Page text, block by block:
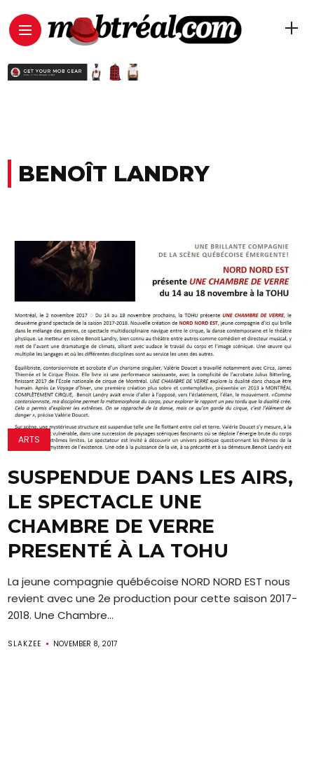
BENOÎT LANDRY
ARTS
SUSPENDUE DANS LES AIRS,
LE SPECTACLE UNE
CHAMBRE DE VERRE
PRESENTÉ À LA TOHU
La jeune compagnie québécoise NORD NORD EST nous
revient avec une 2e production pour cette saison 2017-
2018. Une Chambre...
SLAKZEE NOVEMBER 8, 2017